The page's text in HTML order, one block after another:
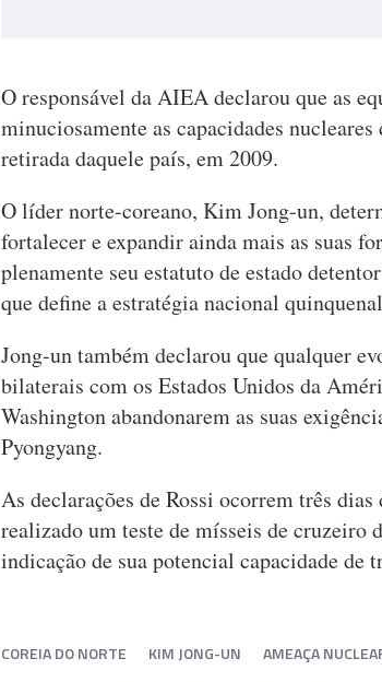
O responsável da AIEA declarou que as
minuciosamente as capacidades
retirada daquele país, em 2009.
O líder norte-coreano, Kim Jong-un,
fortalecer e expandir ainda mais as suas
plenamente seu estatuto de estado
que define a estratégia nacional
Jong-un também declarou que qualquer
bilaterais com os Estados Unidos da
Washington abandonarem as suas
Pyongyang.
As declarações de Rossi ocorrem três
realizado um teste de mísseis de cruzeiro
indicação de sua potencial capacidade de
COREIA DO NORTE KIM JONG-UN AMEAÇA